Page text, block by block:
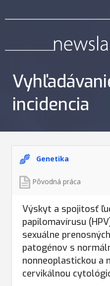
incidencia
Genetika
Pôvodná práca
Výskyt a spojitosť
papilomavírusu
sexuálne
patogénov s
nonneoplastickou a
cervikálnou